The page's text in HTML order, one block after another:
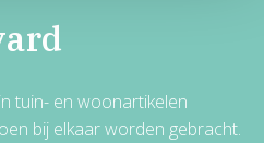
tuin- en woonartikelen
bij elkaar worden gebracht.